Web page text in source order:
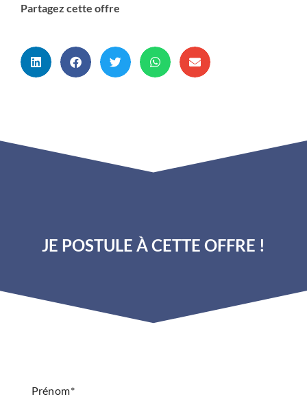
Partagez cette offre
JE POSTULE À CETTE OFFRE !
Prénom